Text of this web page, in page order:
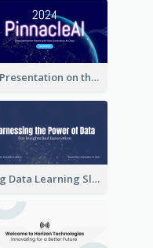
A Presentation on the Revolutionary Development of AI Chips
Big Data Learning Slide